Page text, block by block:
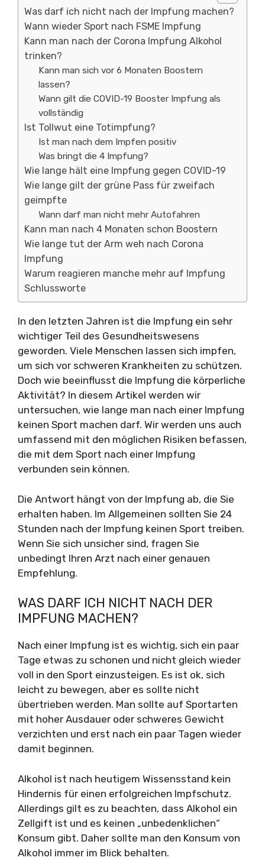
Was darf ich nicht nach der Impfung machen?
Wann wieder Sport nach FSME Impfung
Kann man nach der Corona Impfung Alkohol
trinken?
Kann man sich vor 6 Monaten Boostern
lassen?
Wann gilt die COVID-19 Booster Impfung als
vollständig
Ist Tollwut eine Totimpfung?
Ist man nach dem Impfen positiv
Was bringt die 4 Impfung?
Wie lange hält eine Impfung gegen COVID-19
Wie lange gilt der grüne Pass für zweifach
geimpfte
Wann darf man nicht mehr Autofahren
Kann man nach 4 Monaten schon Boostern
Wie lange tut der Arm weh nach Corona
Impfung
Warum reagieren manche mehr auf Impfung
Schlussworte
In den letzten Jahren ist die Impfung ein sehr
wichtiger Teil des Gesundheitswesens
geworden. Viele Menschen lassen sich impfen,
um sich vor schweren Krankheiten zu schützen.
Doch wie beeinflusst die Impfung die körperliche
Aktivität? In diesem Artikel werden wir
untersuchen, wie lange man nach einer Impfung
keinen Sport machen darf. Wir werden uns auch
umfassend mit den möglichen Risiken befassen,
die mit dem Sport nach einer Impfung
verbunden sein können.
Die Antwort hängt von der Impfung ab, die Sie
erhalten haben. Im Allgemeinen sollten Sie 24
Stunden nach der Impfung keinen Sport treiben.
Wenn Sie sich unsicher sind, fragen Sie
unbedingt Ihren Arzt nach einer genauen
Empfehlung.
WAS DARF ICH NICHT NACH DER
IMPFUNG MACHEN?
Nach einer Impfung ist es wichtig, sich ein paar
Tage etwas zu schonen und nicht gleich wieder
voll in den Sport einzusteigen. Es ist ok, sich
leicht zu bewegen, aber es sollte nicht
übertrieben werden. Man sollte auf Sportarten
mit hoher Ausdauer oder schweres Gewicht
verzichten und erst nach ein paar Tagen wieder
damit beginnen.
Alkohol ist nach heutigem Wissensstand kein
Hindernis für einen erfolgreichen Impfschutz.
Allerdings gilt es zu beachten, dass Alkohol ein
Zellgift ist und es keinen „unbedenklichen“
Konsum gibt. Daher sollte man den Konsum von
Alkohol immer im Blick behalten.